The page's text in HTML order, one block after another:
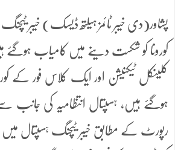
کلینکل ٹیکنیشن اور ایک کلاس فور کے
ہوگئے ہیں, ہسپتال انتظامیہ کی جانب